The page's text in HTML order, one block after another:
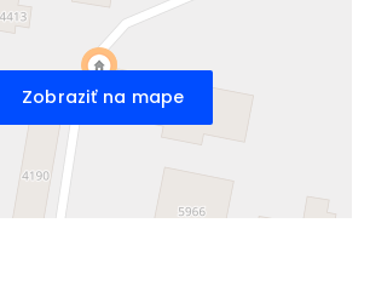
Zobraziť na mape